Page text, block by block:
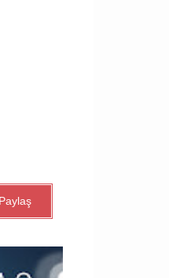
Paylaş